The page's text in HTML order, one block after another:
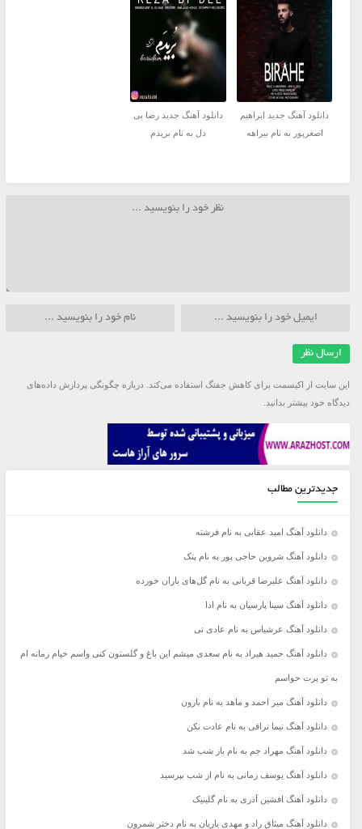
دانلود آهنگ جدید ابراهیم
اصغرپور به نام بیراهه
دانلود آهنگ جدید رضا بی
دل به نام بریدم
این سایت از اکیسمت برای کاهش جفنگ استفاده می‌کند. درباره چگونگی پردازش داده‌های
دیدگاه خود بیشتر بدانید.
جدیدترین مطالب
دانلود آهنگ امید عقابی به نام فرشته
دانلود آهنگ شروین حاجی پور به نام پتک
دانلود آهنگ علیرضا قربانی به نام گل‌های باران خورده
دانلود آهنگ سینا پارسیان به نام ادا
دانلود آهنگ عرشیاس به نام عادی نی
دانلود آهنگ حمید هیراد به نام سعدی میشم این باغ و گلستون کنی واسم خیام زمانه ام
به تو پرت حواسم
دانلود آهنگ میر احمد و ماهد به نام بارون
دانلود آهنگ نیما نراقی به نام عادت نکن
دانلود آهنگ مهراد جم به نام باز شب شد
دانلود آهنگ یوسف زمانی به نام از شب بپرسید
دانلود آهنگ افشین آذری به نام گلینیک
دانلود آهنگ میثاق راد و مهدی یاریان به نام دختر شمرون